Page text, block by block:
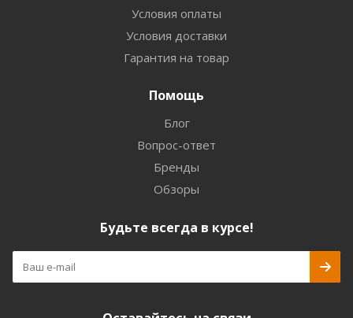
Условия оплаты
Условия доставки
Гарантия на товар
Помощь
Блог
Вопрос-ответ
Бренды
Обзоры
Будьте всегда в курсе!